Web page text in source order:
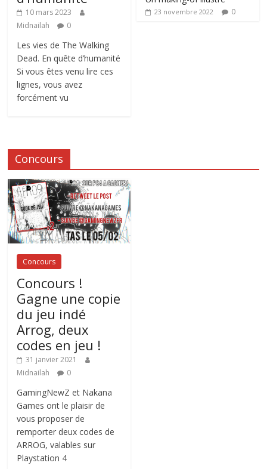
10 mars 2023
Midnailah
0
Les vies de The Walking
Dead. En quête d’humanité
Si vous êtes venu lire ces
lignes, vous avez
forcément vu
23 novembre 2022 0
Concours
Concours
Concours !
Gagne une copie
du jeu indé
Arrog, deux
codes en jeu !
31 janvier 2021
Midnailah
0
GamingNewZ et Nakana
Games ont le plaisir de
vous proposer de
remporter deux codes de
ARROG, valables sur
Playstation 4